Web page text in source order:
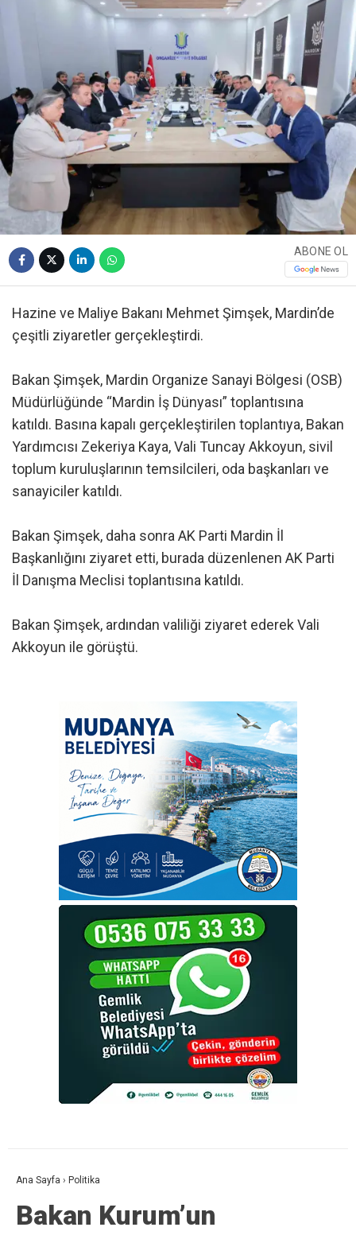
ABONE OL
Hazine ve Maliye Bakanı Mehmet Şimşek, Mardin’de
çeşitli ziyaretler gerçekleştirdi.
Bakan Şimşek, Mardin Organize Sanayi Bölgesi (OSB)
Müdürlüğünde “Mardin İş Dünyası” toplantısına
katıldı. Basına kapalı gerçekleştirilen toplantıya, Bakan
Yardımcısı Zekeriya Kaya, Vali Tuncay Akkoyun, sivil
toplum kuruluşlarının temsilcileri, oda başkanları ve
sanayiciler katıldı.
Bakan Şimşek, daha sonra AK Parti Mardin İl
Başkanlığını ziyaret etti, burada düzenlenen AK Parti
İl Danışma Meclisi toplantısına katıldı.
Bakan Şimşek, ardından valiliği ziyaret ederek Vali
Akkoyun ile görüştü.
Ana Sayfa › Politika
Bakan Kurum’un